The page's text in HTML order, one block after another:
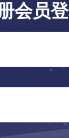
会员